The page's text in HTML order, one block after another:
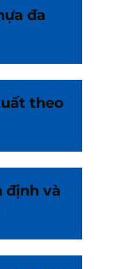
đa
theo
định và